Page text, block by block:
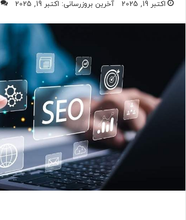
اکتبر 19, 2025 آخرین بروزرسانی: اکتبر 19, 2025